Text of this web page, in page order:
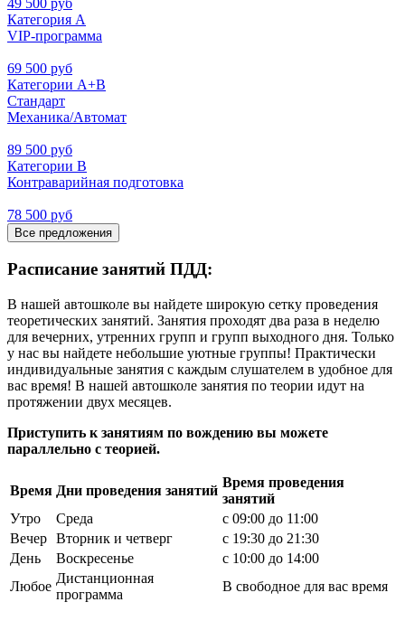
49 500 руб
Категория А
VIP-программа
69 500 руб
Категории А+В
Стандарт
Механика/Автомат
89 500 руб
Категории В
Контраварийная подготовка
78 500 руб
Все предложения
Расписание занятий ПДД:
В нашей автошколе вы найдете широкую сетку проведения
теоретических занятий. Занятия проходят два раза в неделю
для вечерних, утренних групп и групп выходного дня. Только
у нас вы найдете небольшие уютные группы! Практически
индивидуальные занятия с каждым слушателем в удобное для
вас время! В нашей автошколе занятия по теории идут на
протяжении двух месяцев.
Приступить к занятиям по вождению вы можете
параллельно с теорией.
Время Дни проведения занятий
Время проведения
занятий
Утро
Среда
с 09:00 до 11:00
Вечер Вторник и четверг
с 19:30 до 21:30
День
Воскресенье
с 10:00 до 14:00
Любое
Дистанционная
программа
В свободное для вас время